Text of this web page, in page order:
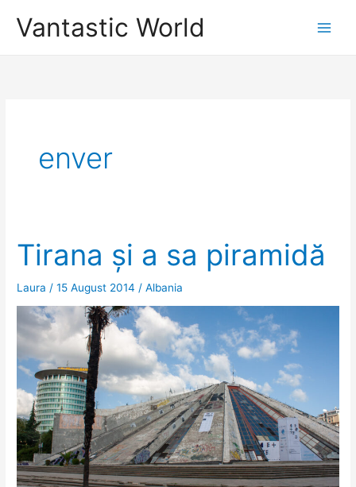
Vantastic World
enver
Tirana și a sa piramidă
Laura /15 August 2014 /Albania